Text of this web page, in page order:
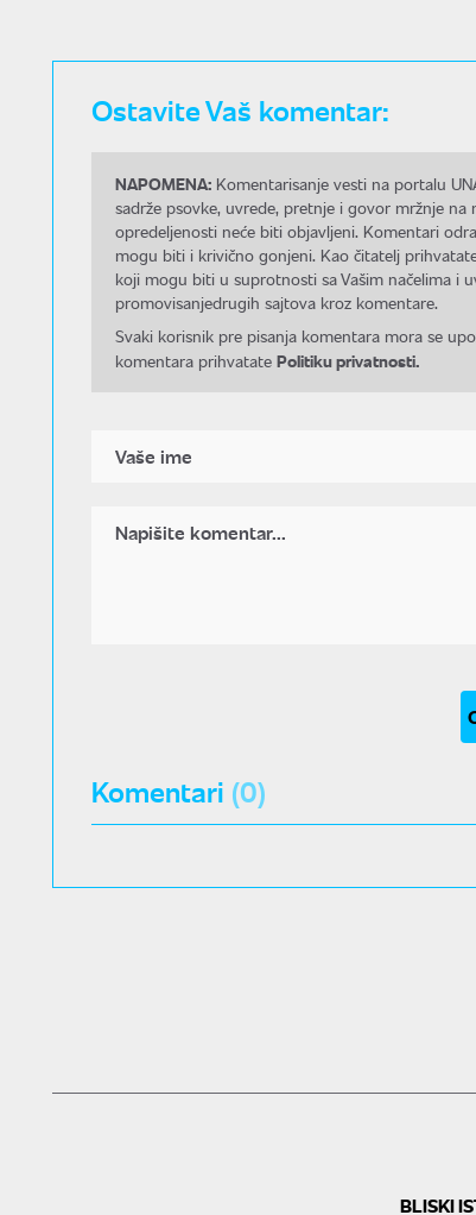
Ostavite Vaš komentar:
NAPOMENA: Komentarisanje vesti na portalu
sadrže psovke, uvrede, pretnje i govor mržnje
opredeljenosti neće biti objavljeni. Komentari
mogu biti i krivično gonjeni. Kao čitatelj
koji mogu biti u suprotnosti sa Vašim načelima i
promovisanjedrugih sajtova kroz komentare.
Svaki korisnik pre pisanja komentara mora se
komentara prihvatate Politiku privatnosti.
Komentari (0)
BLISKI